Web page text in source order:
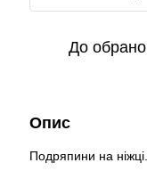
До
Опис
Подряпини на ніжці.